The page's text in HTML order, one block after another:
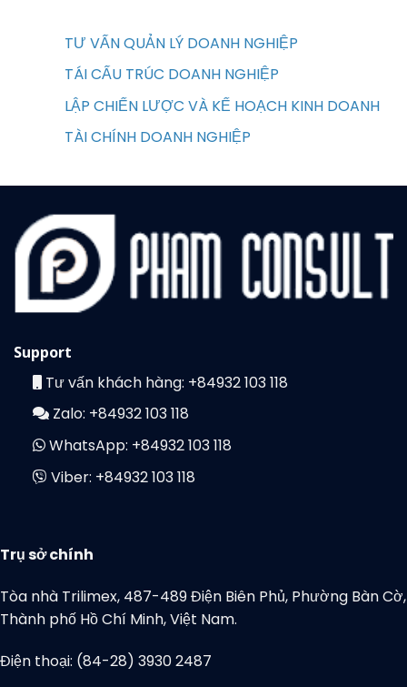
TƯ VẤN QUẢN LÝ DOANH NGHIỆP
TÁI CẤU TRÚC DOANH NGHIỆP
LẬP CHIẾN LƯỢC VÀ KẾ HOẠCH KINH DOANH
TÀI CHÍNH DOANH NGHIỆP
Support
Tư vấn khách hàng: +84932 103 118
Zalo: +84932 103 118
WhatsApp: +84932 103 118
Viber: +84932 103 118
Trụ sở chính
Tòa nhà Trilimex, 487-489 Điện Biên Phủ, Phường Bàn Cờ,
Thành phố Hồ Chí Minh, Việt Nam.
Điện thoại: (84-28) 3930 2487